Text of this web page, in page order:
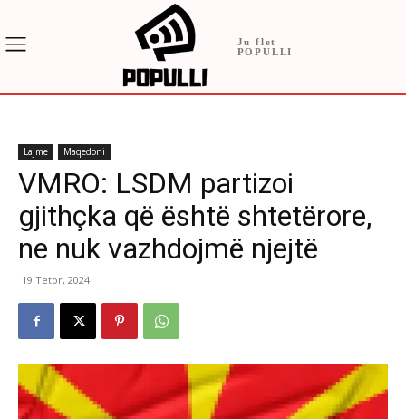
Ju flet
POPULLI
Lajme Maqedoni
VMRO: LSDM partizoi
gjithçka që është shtetërore,
ne nuk vazhdojmë njejtë
19 Tetor, 2024